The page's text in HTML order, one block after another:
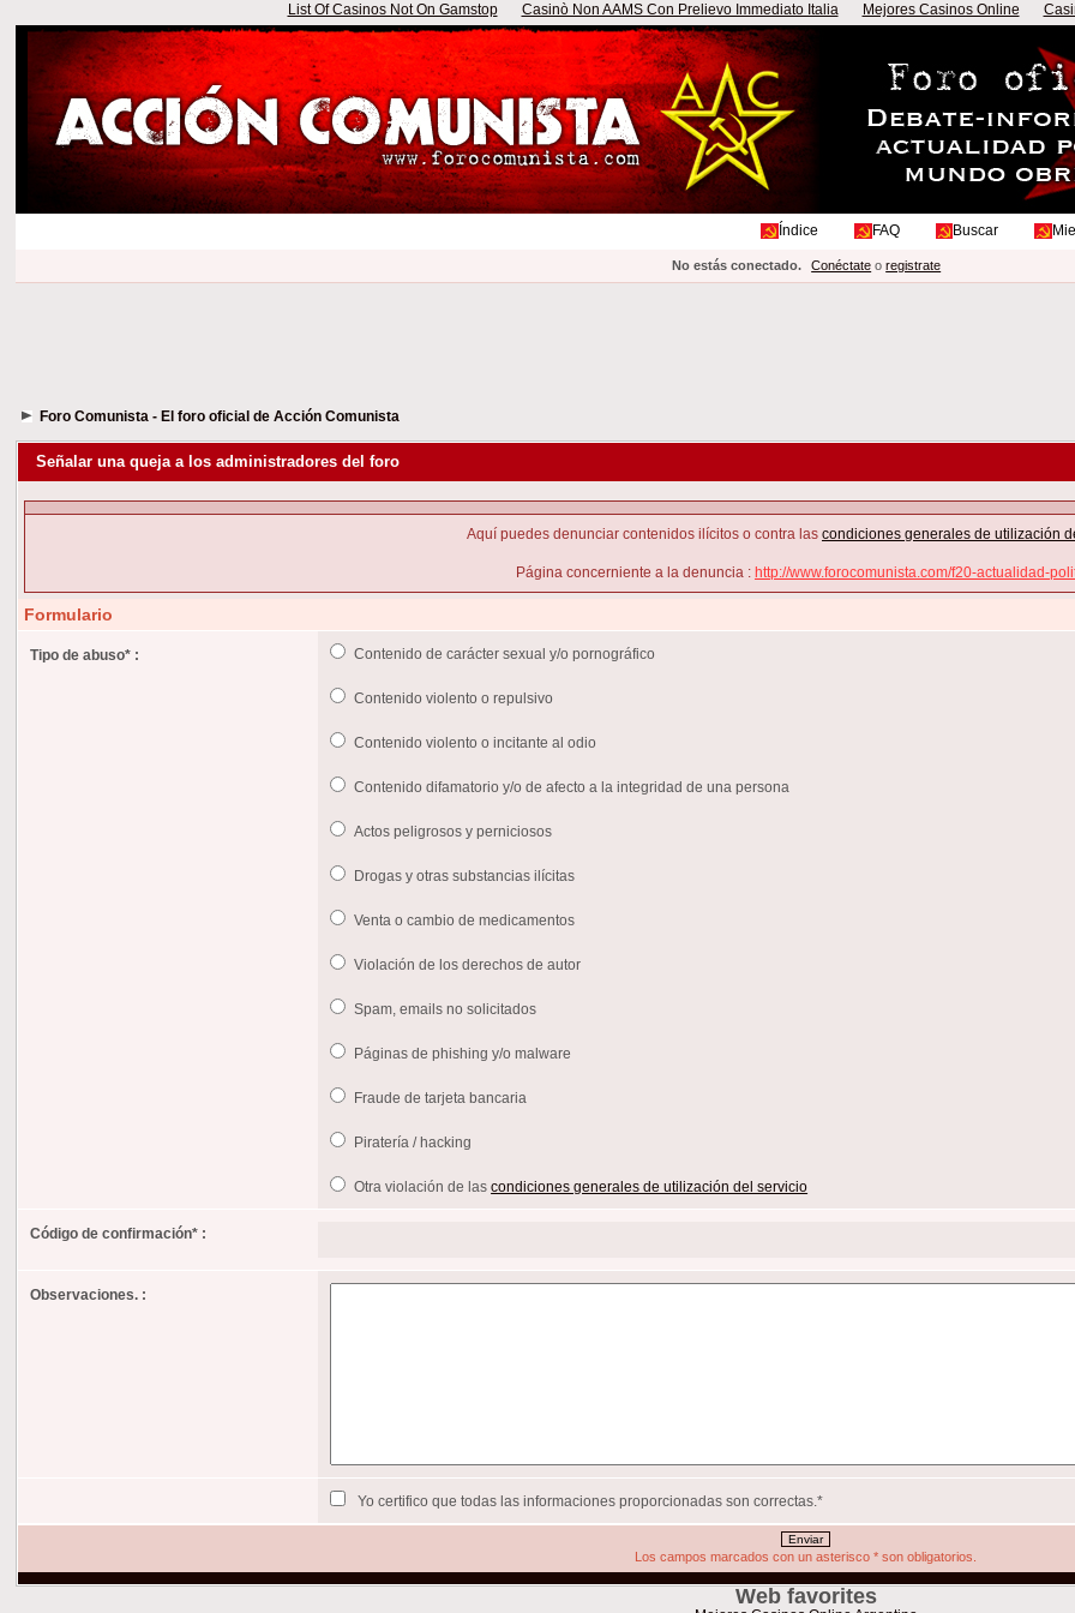
List Of Casinos Not On Gamstop Casinò Non AAMS Con Prelievo Immediato Italia Mejores Casinos Online
Índice FAQ Buscar
No estás conectado. Conéctate oregistrate
Foro Comunista - El foro oficial de Acción Comunista
Señalar una queja a los administradores del foro
Aquí puedes denunciar contenidos ilícitos o contra las condiciones generales de utilización
Página concerniente a la denuncia : http://www.forocomunista.com/f20-actualidad-
Formulario
Tipo de abuso* : Contenido de carácter sexual y/o pornográfico
Contenido violento o repulsivo
Contenido violento o incitante al odio
Contenido difamatorio y/o de afecto a la integridad de una persona
Actos peligrosos y perniciosos
Drogas y otras substancias ilícitas
Venta o cambio de medicamentos
Violación de los derechos de autor
Spam, emails no solicitados
Páginas de phishing y/o malware
Fraude de tarjeta bancaria
Piratería / hacking
Otra violación de lascondiciones generales de utilización del servicio
Código de confirmación* :
Observaciones. :
Yo certifico que todas las informaciones proporcionadas son correctas.*
Los campos marcados con un asterisco* son obligatorios.
Web favorites